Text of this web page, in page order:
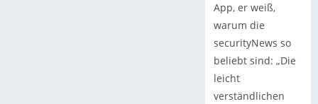
App, er weiß,
warum die
securityNews so
beliebt sind: „Die
leicht
verständlichen